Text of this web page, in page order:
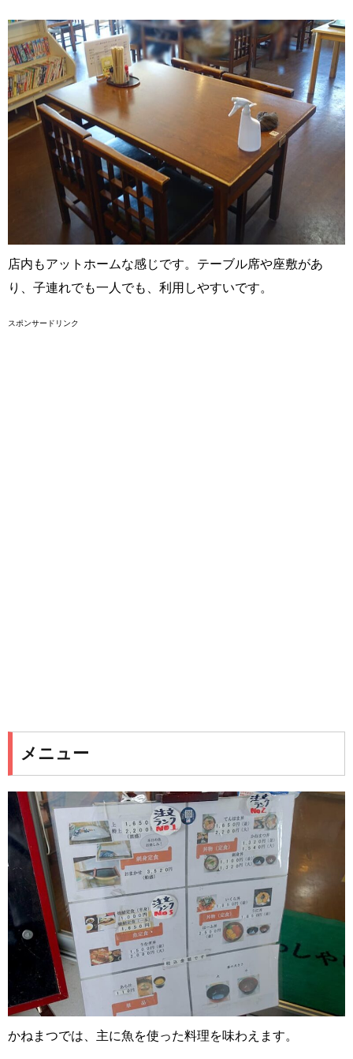
店内もアットホームな感じです。テーブル席や座敷があ
り、子連れでも一人でも、利用しやすいです。
スポンサードリンク
メニュー
かねまつでは、主に魚を使った料理を味わえます。